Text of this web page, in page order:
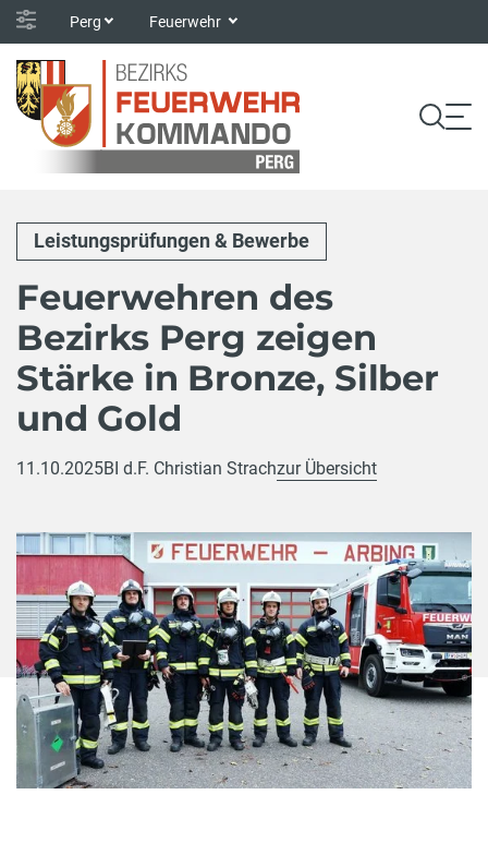
Perg Feuerwehr
Leistungsprüfungen & Bewerbe
Feuerwehren des
Bezirks Perg zeigen
Stärke in Bronze, Silber
und Gold
11.10.2025BI d.F. Christian Strachzur Übersicht